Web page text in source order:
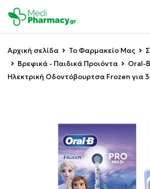
Αρχική σελίδα Το Φαρμακείο Μας
Βρεφικά - Παιδικά Προιόντα
Oral-
Ηλεκτρική Οδοντόβουρτσα Frozen για